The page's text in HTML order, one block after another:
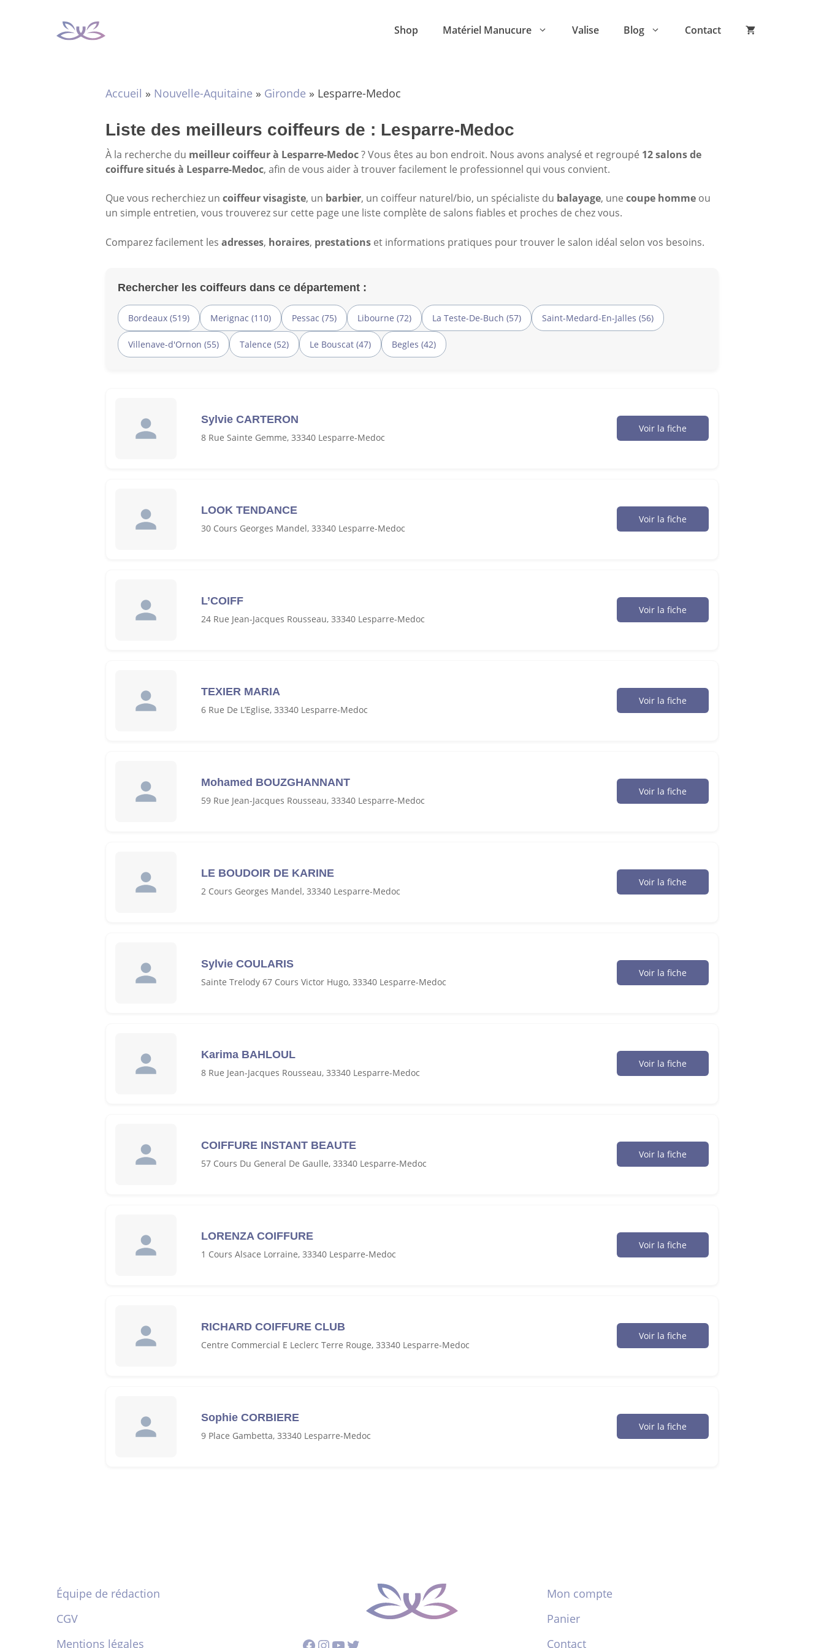
Shop Matériel Manucure Valise Blog Contact
Accueil » Nouvelle-Aquitaine » Gironde » Lesparre-Medoc
Liste des meilleurs coiffeurs de : Lesparre-Medoc
À la recherche du meilleur coiffeur à Lesparre-Medoc? Vous êtes au bon endroit. Nous avons analysé et regroupé 12 salons de
coiffure situés à Lesparre-Medoc, afin de vous aider à trouver facilement le professionnel qui vous convient.
Que vous recherchiez un coiffeur visagiste, un barbier, un coiffeur naturel/bio, un spécialiste du balayage, une coupe homme ou
un simple entretien, vous trouverez sur cette page une liste complète de salons fiables et proches de chez vous.
Comparez facilement les adresses, horaires, prestations et informations pratiques pour trouver le salon idéal selon vos besoins.
Rechercher les coiffeurs dans ce département :
Bordeaux (519) Merignac (110) Pessac (75) Libourne (72) La Teste-De-Buch (57) Saint-Medard-En-Jalles (56)
Villenave-d'Ornon (55) Talence (52) Le Bouscat (47) Begles (42)
Sylvie CARTERON
8 Rue Sainte Gemme, 33340 Lesparre-Medoc
Voir la fiche
LOOK TENDANCE
30 Cours Georges Mandel, 33340 Lesparre-Medoc
Voir la fiche
L’COIFF
24 Rue Jean-Jacques Rousseau, 33340 Lesparre-Medoc
Voir la fiche
TEXIER MARIA
6 Rue De L’Eglise, 33340 Lesparre-Medoc
Voir la fiche
Mohamed BOUZGHANNANT
59 Rue Jean-Jacques Rousseau, 33340 Lesparre-Medoc
Voir la fiche
LE BOUDOIR DE KARINE
2 Cours Georges Mandel, 33340 Lesparre-Medoc
Voir la fiche
Sylvie COULARIS
Sainte Trelody 67 Cours Victor Hugo, 33340 Lesparre-Medoc
Voir la fiche
Karima BAHLOUL
8 Rue Jean-Jacques Rousseau, 33340 Lesparre-Medoc
Voir la fiche
COIFFURE INSTANT BEAUTE
57 Cours Du General De Gaulle, 33340 Lesparre-Medoc
Voir la fiche
LORENZA COIFFURE
1 Cours Alsace Lorraine, 33340 Lesparre-Medoc
Voir la fiche
RICHARD COIFFURE CLUB
Centre Commercial E Leclerc Terre Rouge, 33340 Lesparre-Medoc
Voir la fiche
Sophie CORBIERE
9 Place Gambetta, 33340 Lesparre-Medoc
Voir la fiche
Équipe de rédaction
CGV
Mentions légales
Mon compte
Panier
Contact